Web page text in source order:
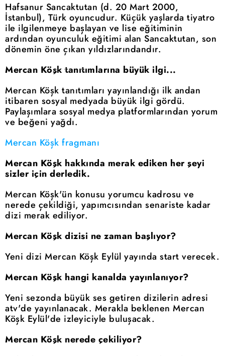
Hafsanur Sancaktutan (d. 20 Mart 2000,
İstanbul), Türk oyuncudur. Küçük yaşlarda tiyatro
ile ilgilenmeye başlayan ve lise eğitiminin
ardından oyunculuk eğitimi alan Sancaktutan, son
dönemin öne çıkan yıldızlarındandır.
Mercan Köşk tanıtımlarına büyük ilgi...
Mercan Köşk tanıtımları yayınlandığı ilk andan
itibaren sosyal medyada büyük ilgi gördü.
Paylaşımlara sosyal medya platformlarından yorum
ve beğeni yağdı.
Mercan Köşk fragmanı
Mercan Köşk hakkında merak ediken her şeyi
sizler için derledik.
Mercan Köşk'ün konusu yorumcu kadrosu ve
nerede çekildiği, yapımcısından senariste kadar
dizi merak ediliyor.
Mercan Köşk dizisi ne zaman başlıyor?
Yeni dizi Mercan Köşk Eylül yayında start verecek.
Mercan Köşk hangi kanalda yayınlanıyor?
Yeni sezonda büyük ses getiren dizilerin adresi
atv'de yayınlanacak. Merakla beklenen Mercan
Köşk Eylül'de izleyiciyle buluşacak.
Mercan Köşk nerede çekiliyor?